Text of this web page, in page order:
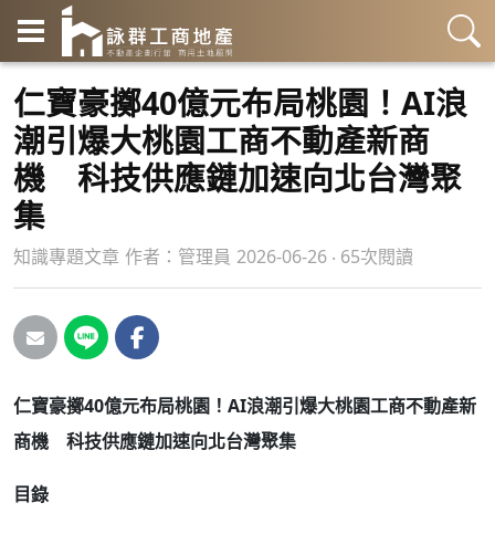
仁寶豪擲40億元布局桃園！AI浪
潮引爆大桃園工商不動產新商
機 科技供應鏈加速向北台灣聚
集
知識專題文章 作者： 管理員 2026-06-26 ‧ 65次閱讀
仁寶豪擲40億元布局桃園！AI浪潮引爆大桃園工商不動產新
商機 科技供應鏈加速向北台灣聚集
目錄